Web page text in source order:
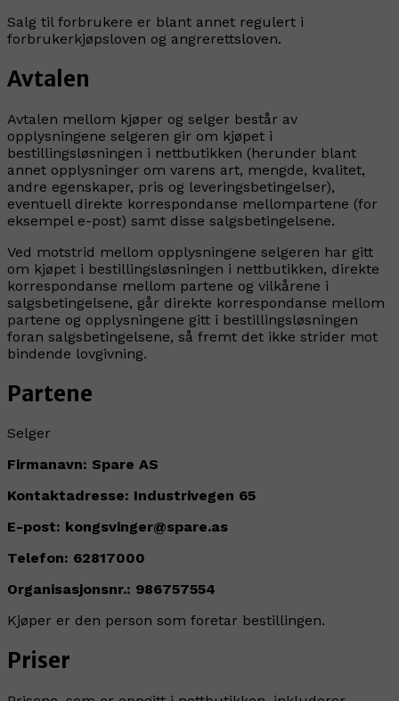
Salg til forbrukere er blant annet regulert i
forbrukerkjøpsloven og angrerettsloven.
Avtalen
Avtalen mellom kjøper og selger består av
opplysningene selgeren gir om kjøpet i
bestillingsløsningen i nettbutikken (herunder blant
annet opplysninger om varens art, mengde, kvalitet,
andre egenskaper, pris og leveringsbetingelser),
eventuell direkte korrespondanse mellompartene (for
eksempel e-post) samt disse salgsbetingelsene.
Ved motstrid mellom opplysningene selgeren har gitt
om kjøpet i bestillingsløsningen i nettbutikken, direkte
korrespondanse mellom partene og vilkårene i
salgsbetingelsene, går direkte korrespondanse mellom
partene og opplysningene gitt i bestillingsløsningen
foran salgsbetingelsene, så fremt det ikke strider mot
bindende lovgivning.
Partene
Selger
Firmanavn: Spare AS
Kontaktadresse: Industrivegen 65
E-post: kongsvinger@spare.as
Telefon: 62817000
Organisasjonsnr.: 986757554
Kjøper er den person som foretar bestillingen.
Priser